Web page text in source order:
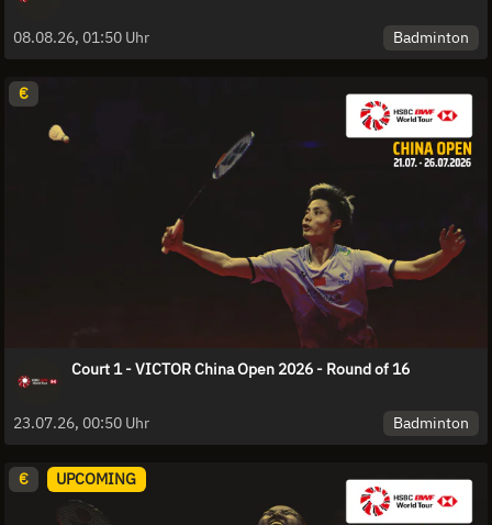
08.08.26, 01:50 Uhr Badminton
€
Court 1 - VICTOR China Open 2026 - Round of 16
23.07.26, 00:50 Uhr Badminton
€ UPCOMING